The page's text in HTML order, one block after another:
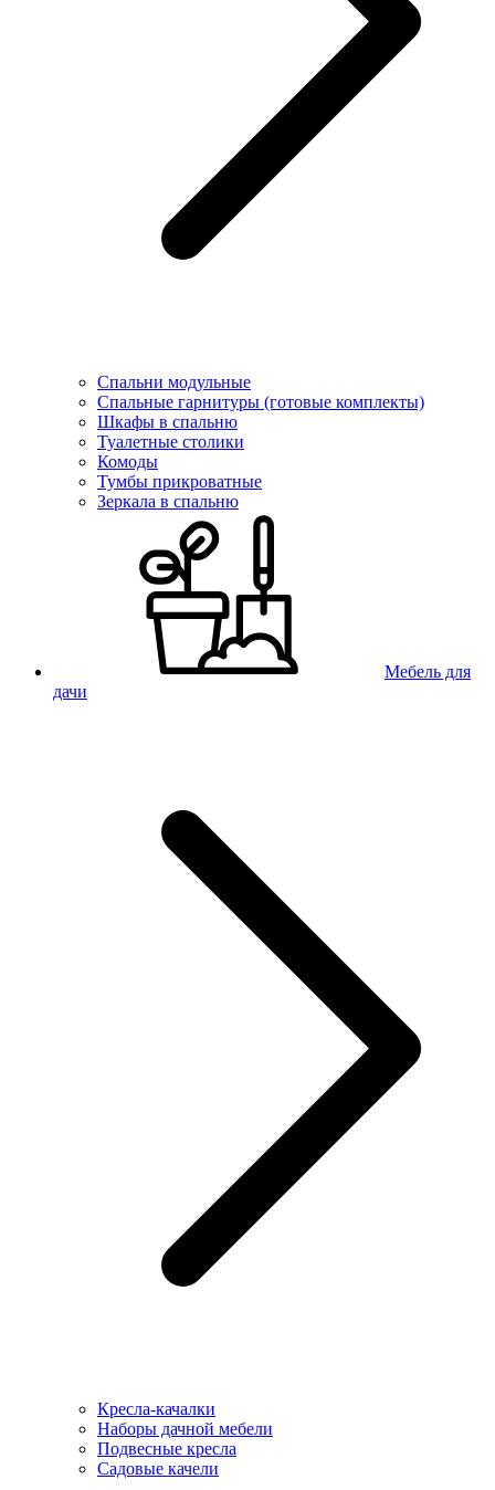
Спальни модульные
Спальные гарнитуры (готовые комплекты)
Шкафы в спальню
Туалетные столики
Комоды
Тумбы прикроватные
Зеркала в спальню
Мебель для
дачи
Кресла-качалки
Наборы дачной мебели
Подвесные кресла
Садовые качели